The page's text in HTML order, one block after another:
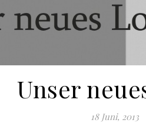
Unser
18 Juni, 2013